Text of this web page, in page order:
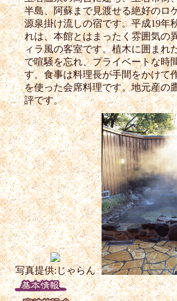
半島、阿蘇まで見渡せる絶好のロ
源泉掛け流しの宿です。平成19年
れは、本館とはまったく雰囲気の
ィラ風の客室です。植木に囲まれ
で喧騒を忘れ、プライベートな時
す。食事は料理長が手間をかけて
を使った会席料理です。地元産の
評です。
写真提供:じゃらん